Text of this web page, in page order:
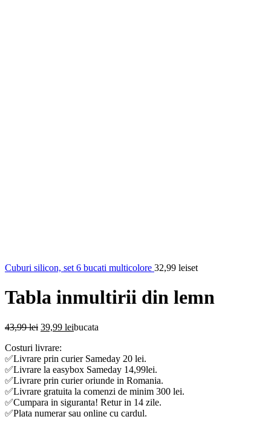
Cuburi silicon, set 6 bucati multicolore 32,99 leiset
Tabla inmultirii din lemn
43,99lei Prețul
a
fost:
43,99 lei.
39,99 leiPrețul
39,99 lei.
bucata
Costuri livrare:
✅Livrare prin curier Sameday 20 lei.
✅Livrare la easybox Sameday 14,99lei.
✅Livrare prin curier oriunde in Romania.
✅Livrare gratuita la comenzi de minim 300 lei.
✅Cumpara in siguranta! Retur in 14 zile.
✅Plata numerar sau online cu cardul.